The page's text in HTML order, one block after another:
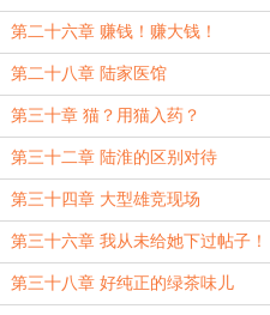
第二十六章 赚钱！赚大钱！
第二十八章 陆家医馆
第三十章 猫？用猫入药？
第三十二章 陆淮的区别对待
第三十四章 大型雄竞现场
第三十六章 我从未给她下过帖子！
第三十八章 好纯正的绿茶味儿